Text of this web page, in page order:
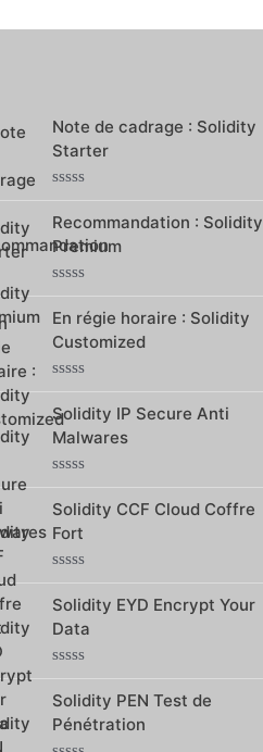
Note de cadrage : Solidity
Starter
0
sur
5
Recommandation : Solidity
Premium
0
sur
5
En régie horaire : Solidity
Customized
0
sur
5
Solidity IP Secure Anti
Malwares
0
sur
5
Solidity CCF Cloud Coffre
Fort
0
sur
5
Solidity EYD Encrypt Your
Data
0
sur
5
Solidity PEN Test de
Pénétration